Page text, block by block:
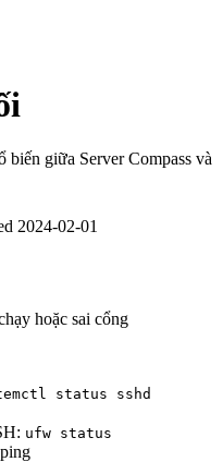
biến giữa Server Compass và
2024-02-01
hoặc sai cổng
status sshd
ufw status